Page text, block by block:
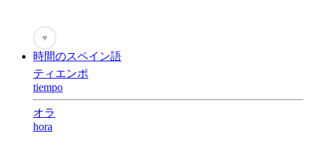
♥
時間のスペイン語
ティエンポ
tiempo
オラ
hora